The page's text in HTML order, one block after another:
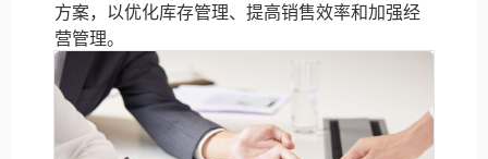
方案，以优化库存管理、提高销售效率和加强经
营管理。